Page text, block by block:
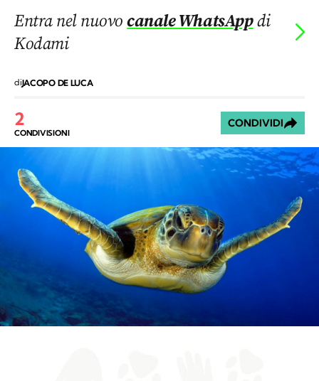
Entra nel nuovocanale WhatsAppdi
Kodami
diJACOPO DE LUCA
2
CONDIVISIONI
CONDIVIDI